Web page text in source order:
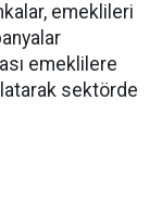
emeklileri
emeklilere
sektörde